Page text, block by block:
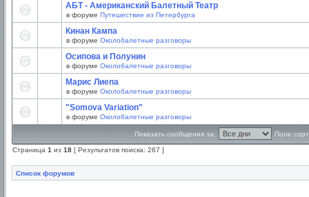
АБТ - Американский Балетный Театр
в форуме Путешествие из Петербурга
Кинан Кампа
в форуме Околобалетные разговоры
Осипова и Полунин
в форуме Околобалетные разговоры
Марис Лиепа
в форуме Околобалетные разговоры
"Somova Variation"
в форуме Околобалетные разговоры
Показать сообщения за: Поле
Страница 1 из 18 [ Результатов поиска: 267 ]
Список форумов